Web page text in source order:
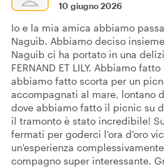
10 giugno 2026
Io e la mia amica abbiamo
Naguib. Abbiamo deciso
Naguib ci ha portato in una
FERNAND ET LILY. Abbiamo
abbiamo fatto scorta per un
accompagnati al mare, lontano
dove abbiamo fatto il picnic su
il tramonto è stato incredibile!
fermati per goderci l'ora d'oro
un'esperienza
compagno super interessante.